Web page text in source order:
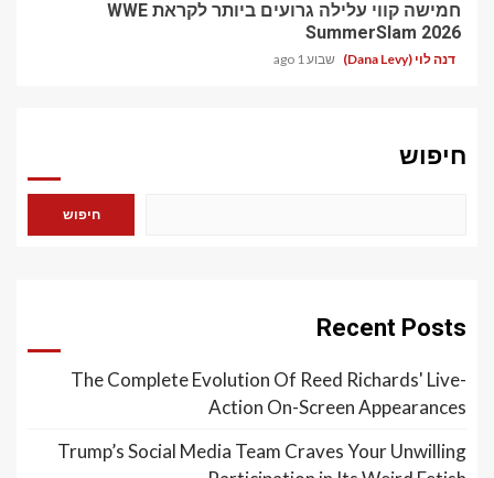
חמישה קווי עלילה גרועים ביותר לקראת WWE
SummerSlam 2026
דנה לוי (Dana Levy) שבוע 1 ago
חיפוש
חיפוש
Recent Posts
The Complete Evolution Of Reed Richards' Live-
Action On-Screen Appearances
Trump’s Social Media Team Craves Your Unwilling